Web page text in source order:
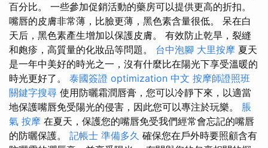
百分比。 一些參加促銷活動的藥房可以提供更高的折扣。
嘴唇的皮膚非常薄，比臉更薄，黑色素含量很低。 呆在白
天后，黑色素產生增加以保護皮膚。 有效防止乾旱，裂縫
和皰疹，高質量的化妝品等問題。 台中泡腳 大里按摩 夏天
是一年中美好的時光之一，沒有什麼比在陽光下享受溫暖的
時光更好了。 泰國簽證 optimization 中文 按摩師證照班
關鍵字搜尋 使用防曬霜潤唇膏，您可以冷靜下來，以適當
地保護嘴唇免受陽光的侵害，因此您可以專注於玩樂。 脹
氣 按摩 在夏天，保護您的嘴唇免受我們經常會忘記的嘴唇
的防曬保護。 記帳士 準備多久 確保您在戶外時要照顧含有